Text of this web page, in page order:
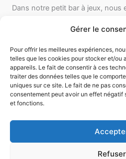
Gérer le
Pour offrir les meilleures expériences,
telles que les cookies pour stocker et/ou
appareils. Le fait de consentir à ces
traiter des données telles que le
uniques sur ce site. Le fait de ne pas
consentement peut avoir un effet négatif
et fonctions.
Refuser
Dans notre petit bar à jeux, nous
réutilisable ainsi qu’un minimum de